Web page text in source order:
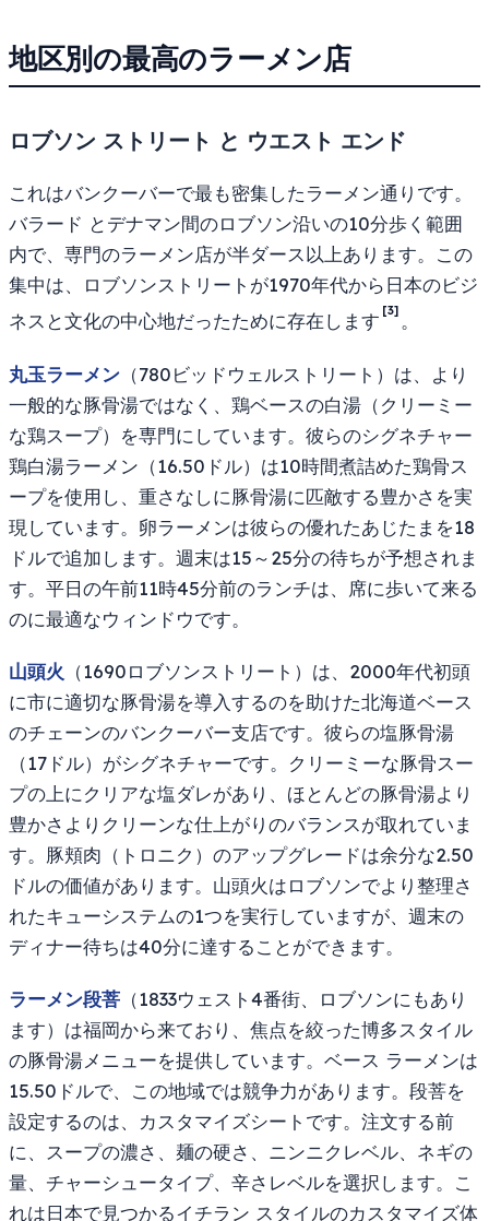
地区別の最高のラーメン店
ロブソン ストリート と ウエスト エンド
これはバンクーバーで最も密集したラーメン通りです。
バラード とデナマン間のロブソン沿いの10分歩く範囲
内で、専門のラーメン店が半ダース以上あります。この
集中は、ロブソンストリートが1970年代から日本のビジ
ネスと文化の中心地だったために存在します [3] 。
丸玉ラーメン （780ビッドウェルストリート）は、より
一般的な豚骨湯ではなく、鶏ベースの白湯（クリーミー
な鶏スープ）を専門にしています。彼らのシグネチャー
鶏白湯ラーメン（16.50ドル）は10時間煮詰めた鶏骨ス
ープを使用し、重さなしに豚骨湯に匹敵する豊かさを実
現しています。卵ラーメンは彼らの優れたあじたまを18
ドルで追加します。週末は15～25分の待ちが予想されま
す。平日の午前11時45分前のランチは、席に歩いて来る
のに最適なウィンドウです。
山頭火 （1690ロブソンストリート）は、2000年代初頭
に市に適切な豚骨湯を導入するのを助けた北海道ベース
のチェーンのバンクーバー支店です。彼らの塩豚骨湯
（17ドル）がシグネチャーです。クリーミーな豚骨スー
プの上にクリアな塩ダレがあり、ほとんどの豚骨湯より
豊かさよりクリーンな仕上がりのバランスが取れていま
す。豚頬肉（トロニク）のアップグレードは余分な2.50
ドルの価値があります。山頭火はロブソンでより整理さ
れたキューシステムの1つを実行していますが、週末の
ディナー待ちは40分に達することができます。
ラーメン段菩 （1833ウェスト4番街、ロブソンにもあり
ます）は福岡から来ており、焦点を絞った博多スタイル
の豚骨湯メニューを提供しています。ベース ラーメンは
15.50ドルで、この地域では競争力があります。段菩を
設定するのは、カスタマイズシートです。注文する前
に、スープの濃さ、麺の硬さ、ニンニクレベル、ネギの
量、チャーシュータイプ、辛さレベルを選択します。こ
れは日本で見つかるイチラン スタイルのカスタマイズ体